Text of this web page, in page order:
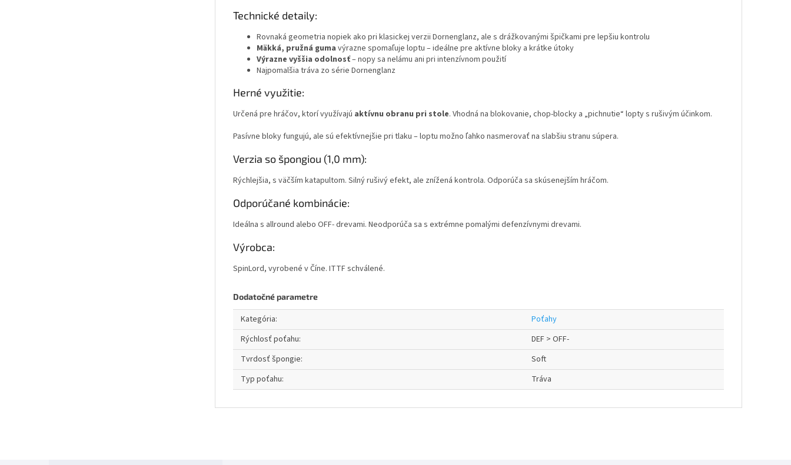
Technické detaily:
Rovnaká geometria nopiek ako pri klasickej verzii Dornenglanz, ale s drážkovanými špičkami pre lepšiu kontrolu
Mäkká, pružná guma výrazne spomaľuje loptu – ideálne pre aktívne bloky a krátke útoky
Výrazne vyššia odolnosť– nopy sa nelámu ani pri intenzívnom použití
Najpomalšia tráva zo série Dornenglanz
Herné využitie:
Určená pre hráčov, ktorí využívajú aktívnu obranu pri stole. Vhodná na blokovanie, chop-blocky a „pichnutie“ lopty s rušivým účinkom.
Pasívne bloky fungujú, ale sú efektívnejšie pri tlaku – loptu možno ľahko nasmerovať na slabšiu stranu súpera.
Verzia so špongiou (1,0 mm):
Rýchlejšia, s väčším katapultom. Silný rušivý efekt, ale znížená kontrola. Odporúča sa skúsenejším hráčom.
Odporúčané kombinácie:
Ideálna s allround alebo OFF- drevami. Neodporúča sa s extrémne pomalými defenzívnymi drevami.
Výrobca:
SpinLord, vyrobené v Číne. ITTF schválené.
Dodatočné parametre
Kategória:
Poťahy
Rýchlosť poťahu:
DEF > OFF-
Tvrdosť špongie:
Soft
Typ poťahu: Tráva